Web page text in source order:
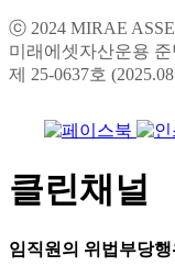
ⓒ 2024 MIRAE
미래에셋자산운용
제 25-0637호
클린채널
임직원의 위법부당행